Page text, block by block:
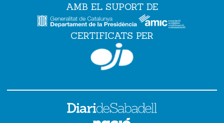
AMB EL SUPORT DE
CERTIFICATS PER